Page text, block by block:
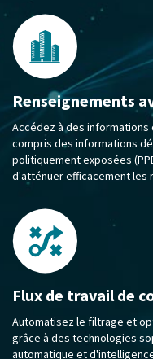
Renseignements
Accédez à des
compris des informations
politiquement exposées
d'atténuer efficacement les
Flux de travail de
Automatisez le filtrage et
grâce à des technologies
automatique et